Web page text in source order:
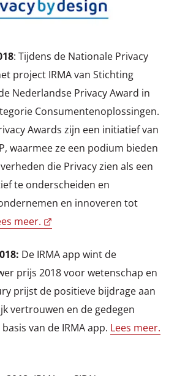
: Tijdens de Nationale Privacy
project IRMA van Stichting
Nederlandse Privacy Award in
Consumentenoplossingen.
Awards zijn een initiatief van
waarmee ze een podium bieden
die Privacy zien als een
te onderscheiden en
en innoveren tot
meer.
De IRMA app wint de
prijs 2018 voor wetenschap en
prijst de positieve bijdrage aan
vertrouwen en de gedegen
van de IRMA app. Lees meer.